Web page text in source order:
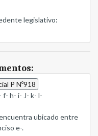
legislativo:
P Nº918
f- h- i- J- k- l-
ubicado entre
e-.